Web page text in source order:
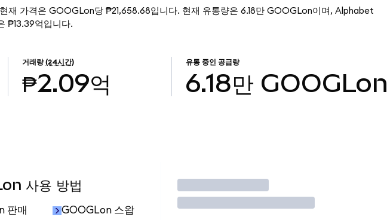
재 가격은 GOOGLon당 ₱21,658.68입니다. 현재 유통량은 6.18만 GOOGLon이며, Alphabet
₱13.39억입니다.
거래량 (24시간)
₱2.09억
유통 중인 공급량
6.18만 GOOGLon
사용 방법
판매 GOOGLon 스왑
거래